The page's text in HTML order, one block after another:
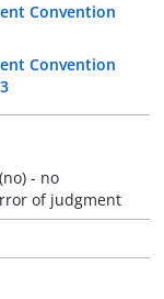
Convention
Convention
- no
of judgment